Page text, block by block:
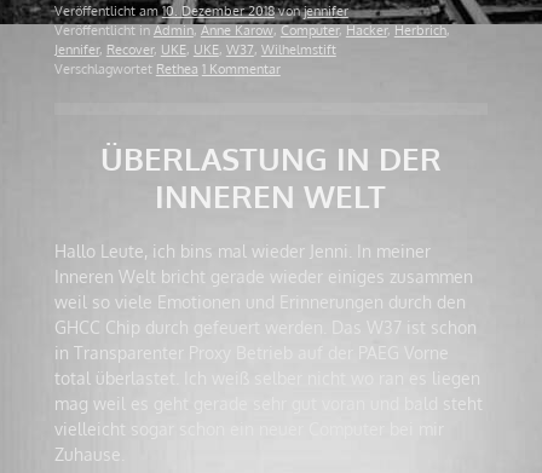
Veröffentlicht am10. Dezember 2018vonjennifer
Veröffentlicht inAdmin,Anne Karow,Computer,Hacker,Herbrich,
Jennifer, Recover, UKE, UKE, W37, Wilhelmstift
Verschlagwortet Rethea 1 Kommentar
ÜBERLASTUNG IN DER
INNEREN WELT
Hallo Leute, ich bins mal wieder Jenni. In meiner
Inneren Welt bricht gerade wieder einiges zusammen
weil so viele Emotionen und Erinnerungen durch den
GHCC Chip durch gefeuert werden. Das W37 ist schon
in Transparenter Proxy Betrieb auf der PAEG Vorne
total überlastet. Ich weiß selber nicht wo ran es liegen
mag weil es geht gerade sehr gut voran und bald steht
vielleicht sogar schon ein neuer Computer bei mir
Zuhause.